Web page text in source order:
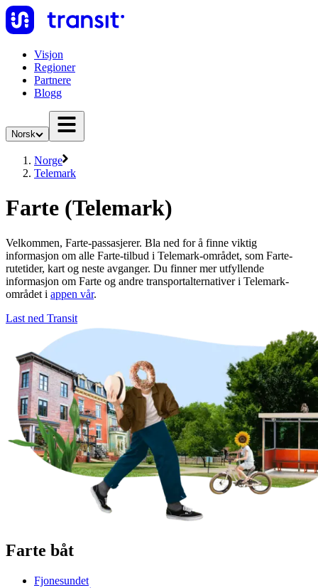
Visjon
Regioner
Partnere
Blogg
Norsk
Norge
Telemark
Farte (Telemark)
Velkommen, Farte-passasjerer. Bla ned for å finne viktig
informasjon om alle Farte-tilbud i Telemark-området, som Farte-
rutetider, kart og neste avganger. Du finner mer utfyllende
informasjon om Farte og andre transportalternativer i Telemark-
området i appen vår.
Last ned Transit
Farte båt
Fjonesundet